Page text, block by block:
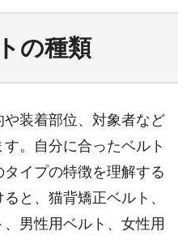
の種類
装着部位、対象者など
。自分に合ったベルト
イプの特徴を理解する
と、猫背矯正ベルト、
男性用ベルト、女性用